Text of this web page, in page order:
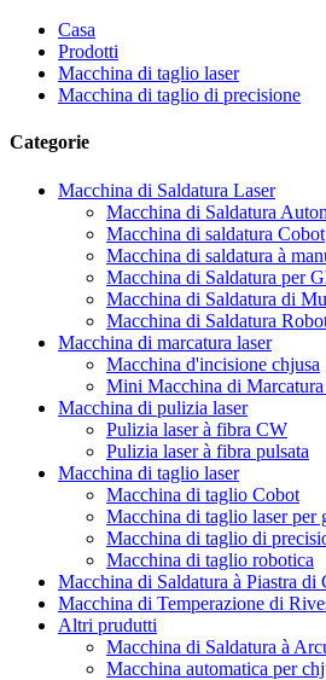
Casa
Prodotti
Macchina di taglio laser
Macchina di taglio di precisione
Categorie
Macchina di Saldatura Laser
Macchina di Saldatura
Macchina di saldatura Cobot
Macchina di saldatura à
Macchina di Saldatura per
Macchina di Saldatura di
Macchina di Saldatura
Macchina di marcatura laser
Macchina d'incisione chjusa
Mini Macchina di
Macchina di pulizia laser
Pulizia laser à fibra CW
Pulizia laser à fibra pulsata
Macchina di taglio laser
Macchina di taglio Cobot
Macchina di taglio laser per
Macchina di taglio di
Macchina di taglio robotica
Macchina di Saldatura à Piastra di
Macchina di Temperazione di
Altri prudutti
Macchina di Saldatura à
Macchina automatica per